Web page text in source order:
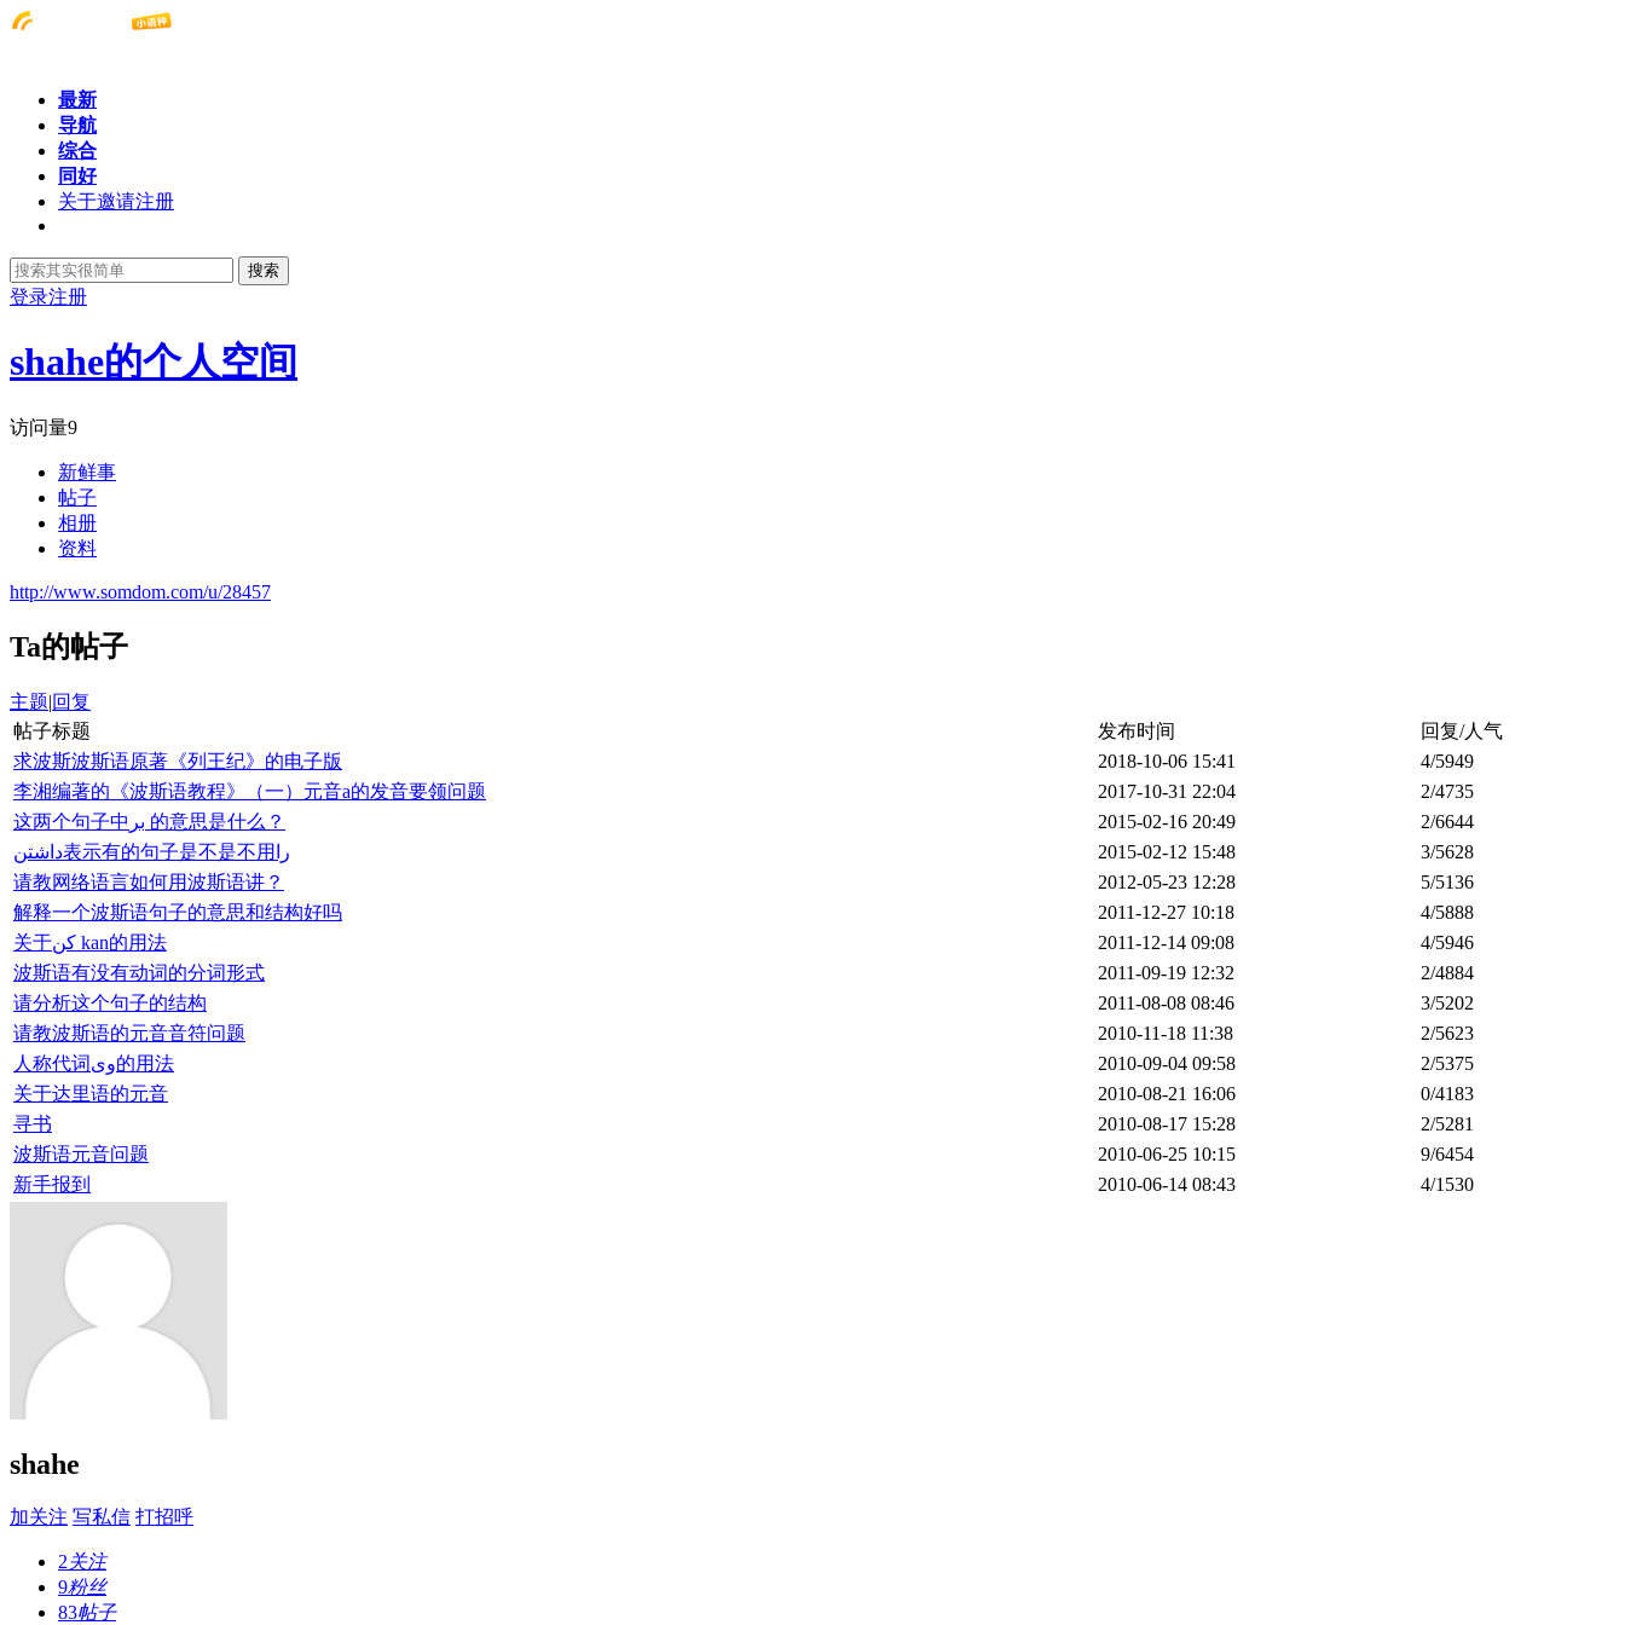
最新
导航
综合
同好
关于邀请注册
搜索
登录注册
shahe的个人空间
访问量9
新鲜事
帖子
相册
资料
http://www.somdom.com/u/28457
Ta的帖子
主题|回复
帖子标题
发布时间
回复/人气
求波斯波斯语原著《列王纪》的电子版
2018-10-06 15:41 4/5949
李湘编著的《波斯语教程》（一）元音a的发音要领问题
2017-10-31 22:04 2/4735
这两个句子中بر 的意思是什么？
2015-02-16 20:49 2/6644
داشتن表示有的句子是不是不用را
2015-02-12 15:48 3/5628
请教网络语言如何用波斯语讲？
2012-05-23 12:28 5/5136
解释一个波斯语句子的意思和结构好吗
2011-12-27 10:18 4/5888
关于كن kan的用法
2011-12-14 09:08 4/5946
波斯语有没有动词的分词形式
2011-09-19 12:32 2/4884
请分析这个句子的结构
2011-08-08 08:46 3/5202
请教波斯语的元音音符问题
2010-11-18 11:38 2/5623
人称代词وی的用法
2010-09-04 09:58 2/5375
关于达里语的元音
2010-08-21 16:06 0/4183
寻书
2010-08-17 15:28 2/5281
波斯语元音问题
2010-06-25 10:15 9/6454
新手报到
2010-06-14 08:43 4/1530
shahe
加关注 写私信 打招呼
2关注
9粉丝
83帖子